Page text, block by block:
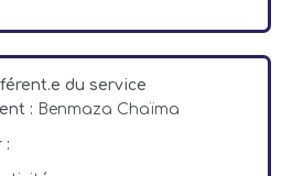
du service
: Benmaza Chaïma
: